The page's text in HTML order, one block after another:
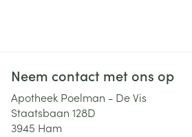
Neem contact met ons op
Apotheek Poelman - De Vis
Staatsbaan 128D
3945 Ham